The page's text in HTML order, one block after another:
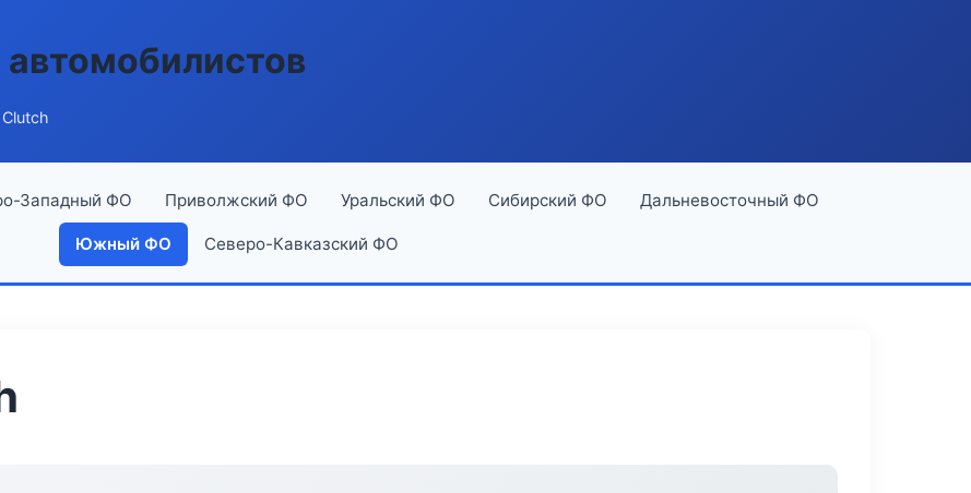
Западный ФО Приволжский ФО Уральский ФО Сибирский ФО Дальневосточный ФО
Южный ФО Северо-Кавказский ФО